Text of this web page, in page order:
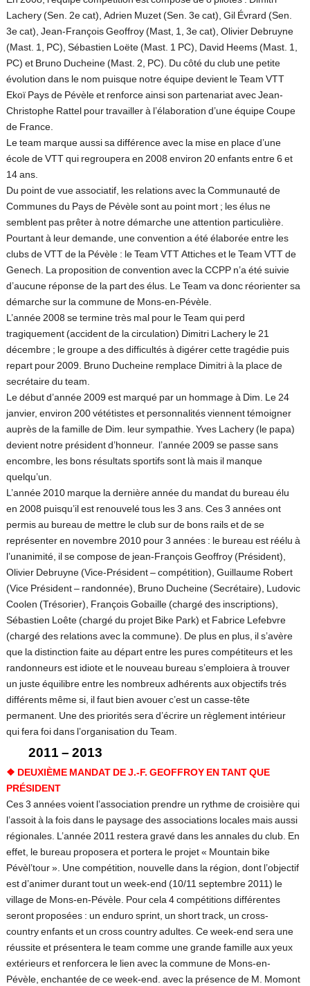
Lachery (Sen. 2e cat), Adrien Muzet (Sen. 3e cat), Gil Évrard (Sen.
3e cat), Jean-François Geoffroy (Mast, 1, 3e cat), Olivier Debruyne
(Mast. 1, PC), Sébastien Loëte (Mast. 1 PC), David Heems (Mast. 1,
PC) et Bruno Ducheine (Mast. 2, PC). Du côté du club une petite
évolution dans le nom puisque notre équipe devient le Team VTT
Ekoï Pays de Pévèle et renforce ainsi son partenariat avec Jean-
Christophe Rattel pour travailler à l’élaboration d’une équipe Coupe
de France.
Le team marque aussi sa différence avec la mise en place d’une
école de VTT qui regroupera en 2008 environ 20 enfants entre 6 et
14 ans.
Du point de vue associatif, les relations avec la Communauté de
Communes du Pays de Pévèle sont au point mort ; les élus ne
semblent pas prêter à notre démarche une attention particulière.
Pourtant à leur demande, une convention a été élaborée entre les
clubs de VTT de la Pévèle : le Team VTT Attiches et le Team VTT de
Genech. La proposition de convention avec la CCPP n’a été suivie
d’aucune réponse de la part des élus. Le Team va donc réorienter sa
démarche sur la commune de Mons-en-Pévèle.
L’année 2008 se termine très mal pour le Team qui perd
tragiquement (accident de la circulation) Dimitri Lachery le 21
décembre ; le groupe a des difficultés à digérer cette tragédie puis
repart pour 2009. Bruno Ducheine remplace Dimitri à la place de
secrétaire du team.
Le début d’année 2009 est marqué par un hommage à Dim. Le 24
janvier, environ 200 vététistes et personnalités viennent témoigner
auprès de la famille de Dim. leur sympathie. Yves Lachery (le papa)
devient notre président d’honneur. l’année 2009 se passe sans
encombre, les bons résultats sportifs sont là mais il manque
quelqu’un.
L’année 2010 marque la dernière année du mandat du bureau élu
en 2008 puisqu’il est renouvelé tous les 3 ans. Ces 3 années ont
permis au bureau de mettre le club sur de bons rails et de se
représenter en novembre 2010 pour 3 années : le bureau est réélu à
l’unanimité, il se compose de jean-François Geoffroy (Président),
Olivier Debruyne (Vice-Président – compétition), Guillaume Robert
(Vice Président – randonnée), Bruno Ducheine (Secrétaire), Ludovic
Coolen (Trésorier), François Gobaille (chargé des inscriptions),
Sébastien Loête (chargé du projet Bike Park) et Fabrice Lefebvre
(chargé des relations avec la commune). De plus en plus, il s’avère
que la distinction faite au départ entre les pures compétiteurs et les
randonneurs est idiote et le nouveau bureau s’emploiera à trouver
un juste équilibre entre les nombreux adhérents aux objectifs trés
différents même si, il faut bien avouer c’est un casse-tête
permanent. Une des priorités sera d’écrire un règlement intérieur
qui fera foi dans l’organisation du Team.
2011 – 2013
❖ DEUXIÈME MANDAT DE J.-F. GEOFFROY EN TANT QUE
PRÉSIDENT
Ces 3 années voient l’association prendre un rythme de croisière qui
l’assoit à la fois dans le paysage des associations locales mais aussi
régionales. L’année 2011 restera gravé dans les annales du club. En
effet, le bureau proposera et portera le projet « Mountain bike
Pévèl’tour ». Une compétition, nouvelle dans la région, dont l’objectif
est d’animer durant tout un week-end (10/11 septembre 2011) le
village de Mons-en-Pévèle. Pour cela 4 compétitions différentes
seront proposées : un enduro sprint, un short track, un cross-
country enfants et un cross country adultes. Ce week-end sera une
réussite et présentera le team comme une grande famille aux yeux
extérieurs et renforcera le lien avec la commune de Mons-en-
Pévèle, enchantée de ce week-end. avec la présence de M. Momont